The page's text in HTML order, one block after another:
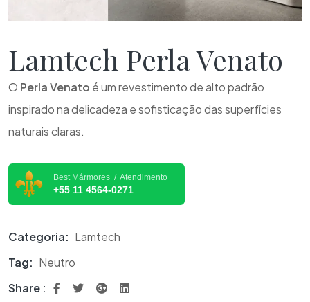
Lamtech Perla Venato
O Perla Venato é um revestimento de alto padrão
inspirado na delicadeza e sofisticação das superfícies
naturais claras.
Best Mármores / Atendimento
+55 11 4564-0271
Categoria: Lamtech
Tag: Neutro
Share :